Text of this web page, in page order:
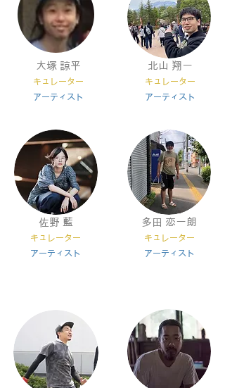
​大塚 諒平
キュレーター
アーティスト
​佐野 藍
キュレーター
​アーティスト
北山 翔一
キュレーター
​アーティスト
​多田 恋一朗
キュレーター
​アーティスト